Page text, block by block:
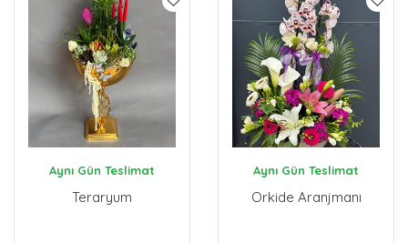
Aynı Gün Teslimat
Teraryum
Aynı Gün Teslimat
Orkide Aranjmanı